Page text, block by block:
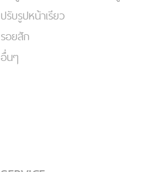
ปรับรูปหน้าเรียว
รอยสัก
อื่นๆ